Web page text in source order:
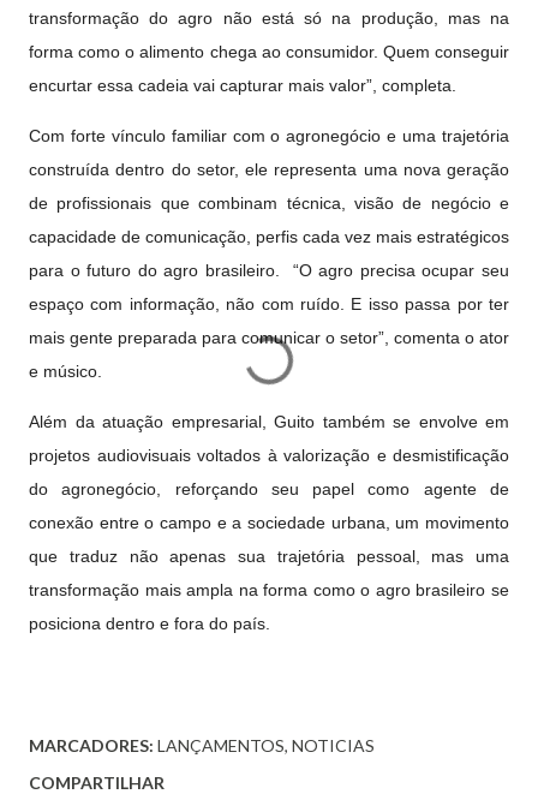
transformação do agro não está só na produção, mas na
forma como o alimento chega ao consumidor. Quem conseguir
encurtar essa cadeia vai capturar mais valor”, completa.
Com forte vínculo familiar com o agronegócio e uma trajetória
construída dentro do setor, ele representa uma nova geração
de profissionais que combinam técnica, visão de negócio e
capacidade de comunicação, perfis cada vez mais estratégicos
para o futuro do agro brasileiro. “O agro precisa ocupar seu
espaço com informação, não com ruído. E isso passa por ter
mais gente preparada para comunicar o setor”, comenta o ator
e músico.
Além da atuação empresarial, Guito também se envolve em
projetos audiovisuais voltados à valorização e desmistificação
do agronegócio, reforçando seu papel como agente de
conexão entre o campo e a sociedade urbana, um movimento
que traduz não apenas sua trajetória pessoal, mas uma
transformação mais ampla na forma como o agro brasileiro se
posiciona dentro e fora do país.
MARCADORES: LANÇAMENTOS NOTICIAS
COMPARTILHAR